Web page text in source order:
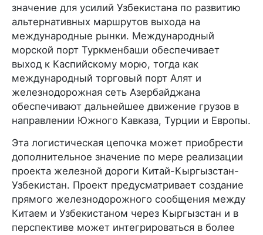
значение для усилий Узбекистана по развитию
альтернативных маршрутов выхода на
международные рынки. Международный
морской порт Туркменбаши обеспечивает
выход к Каспийскому морю, тогда как
международный торговый порт Алят и
железнодорожная сеть Азербайджана
обеспечивают дальнейшее движение грузов в
направлении Южного Кавказа, Турции и Европы.
Эта логистическая цепочка может приобрести
дополнительное значение по мере реализации
проекта железной дороги Китай-Кыргызстан-
Узбекистан. Проект предусматривает создание
прямого железнодорожного сообщения между
Китаем и Узбекистаном через Кыргызстан и в
перспективе может интегрироваться в более